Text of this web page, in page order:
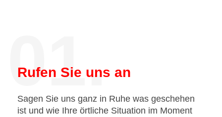
01.
Rufen Sie uns an
Sagen Sie uns ganz in Ruhe was geschehen
ist und wie Ihre örtliche Situation im Moment